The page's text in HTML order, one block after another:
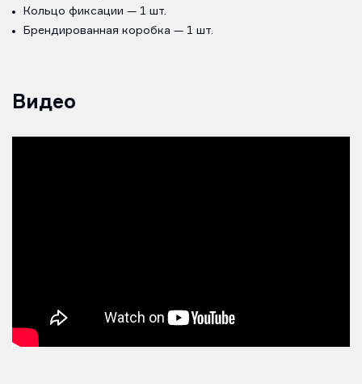
Кольцо фиксации — 1 шт.
Брендированная коробка — 1 шт.
Видео